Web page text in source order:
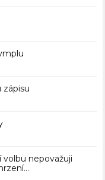
zápisu
volbu nepovažuji